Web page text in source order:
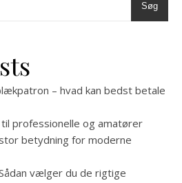
Søg
– hvad kan bedst betale
professionelle og amatører
betydning for moderne
vælger du de rigtige